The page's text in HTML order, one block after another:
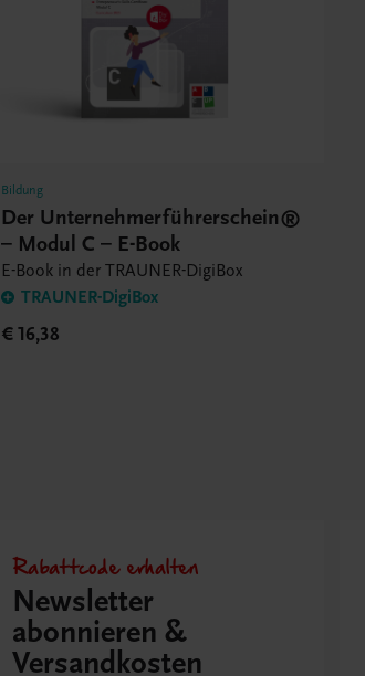
Bildung
Der Unternehmerführerschein®
– Modul C – E-Book
E-Book in der TRAUNER-DigiBox
TRAUNER-DigiBox
€ 16,38
Rabattcode erhalten
Newsletter
abonnieren &
Versandkosten